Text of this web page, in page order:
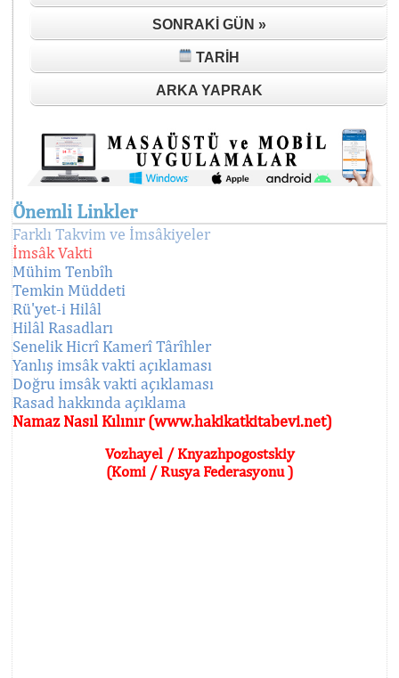
SONRAKI GÜN »
TARIH
ARKA YAPRAK
Önemli Linkler
Farklı Takvim ve İmsâkiyeler
İmsâk Vakti
Mühim Tenbîh
Temkin Müddeti
Rü'yet-i Hilâl
Hilâl Rasadları
Senelik Hicrî Kamerî Târîhler
Yanlış imsâk vakti açıklaması
Doğru imsâk vakti açıklaması
Rasad hakkında açıklama
Namaz Nasıl Kılınır (www.hakikatkitabevi.net)
Vozhayel / Knyazhpogostskiy
(Komi / Rusya Federasyonu )